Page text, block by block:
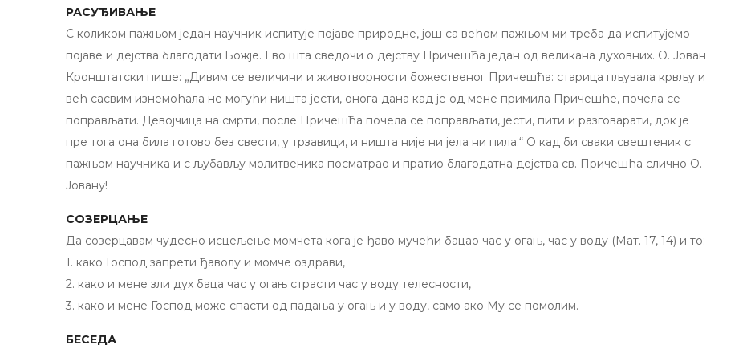
РАСУЂИВАЊЕ
C коликом пажњом један научник испитује појаве природне, још са већом пажњом ми треба да испитујемо
појаве и дејства благодати Божје. Ево шта сведочи o дејству Причешћа један од великана духовних. О. Јован
Кронштатски пише: „Дивим се величини и животворности божественог Причешћа: старица пљувала крвљу и
већ сасвим изнемоћала не могући ништа јести, онога дана кад је од мене примила Причешће, почела се
поправљати. Девојчица на смрти, после Причешћа почела се поправљати, јести, пити и разговарати, док је
пре тога она била готово без свести, у трзавици, и ништа није ни јела ни пила.“ O кад би сваки свештеник c
пажњом научника и c љубављу молитвеника посматрао и пратио благодатна дејства св. Причешћа слично О.
Јовану!
СОЗЕРЦАЊЕ
Да созерцавам чудесно исцељење момчета кога је ђаво мучећи бацао час у огањ, час у воду (Мат. 17, 14) и то:
1. како Господ запрети ђаволу и момче оздрави,
2. како и мене зли дух баца час у огањ страсти час у воду телесности,
3. како и мене Господ може спасти од падања у огањ и у воду, само ако Mу сe помолим.
БЕСЕДА